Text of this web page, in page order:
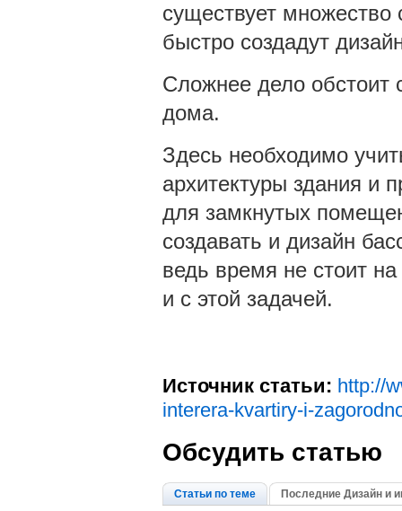
существует множество
быстро создадут
Сложнее дело обстоит
дома.
Здесь необходимо
архитектуры здания и
для замкнутых
создавать и дизайн
ведь время не стоит
и с этой задачей.
Источник статьи: http://
interera-kvartiry-i-
Обсудить статью
Статьи по теме Последние Дизайн и